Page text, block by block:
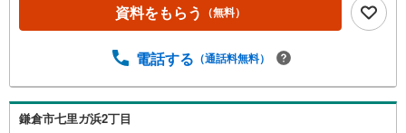
てみましょう。営業スタッフまでお問合せくださいませ。■
ですが住まい選びはフィーリングも大切です。現地の空気
ですお客様のこだわりを聞かせてください！■ ご来店時に
はお車の無料提携駐車場ございます。詳しくは営業スタッ
フまでお問合せくださいませ！■周辺の教育施設やスーパ
資料をもらう （無料）
電話する （通話料無料）
鎌倉市七里ガ浜2丁目